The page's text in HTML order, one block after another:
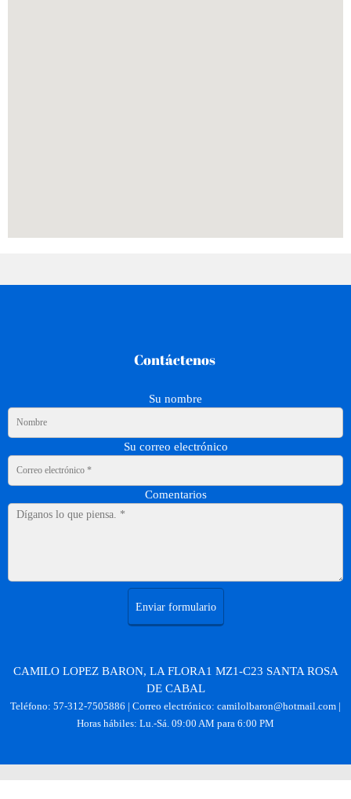
Contáctenos
Su nombre
Su correo electrónico
Comentarios
Enviar formulario
CAMILO LOPEZ BARON, LA FLORA1 MZ1-C23 SANTA ROSA
DE CABAL
Teléfono: 57-312-7505886 | Correo electrónico: camilolbaron@hotmail.com |
Horas hábiles: Lu.-Sá. 09:00 AM para 6:00 PM